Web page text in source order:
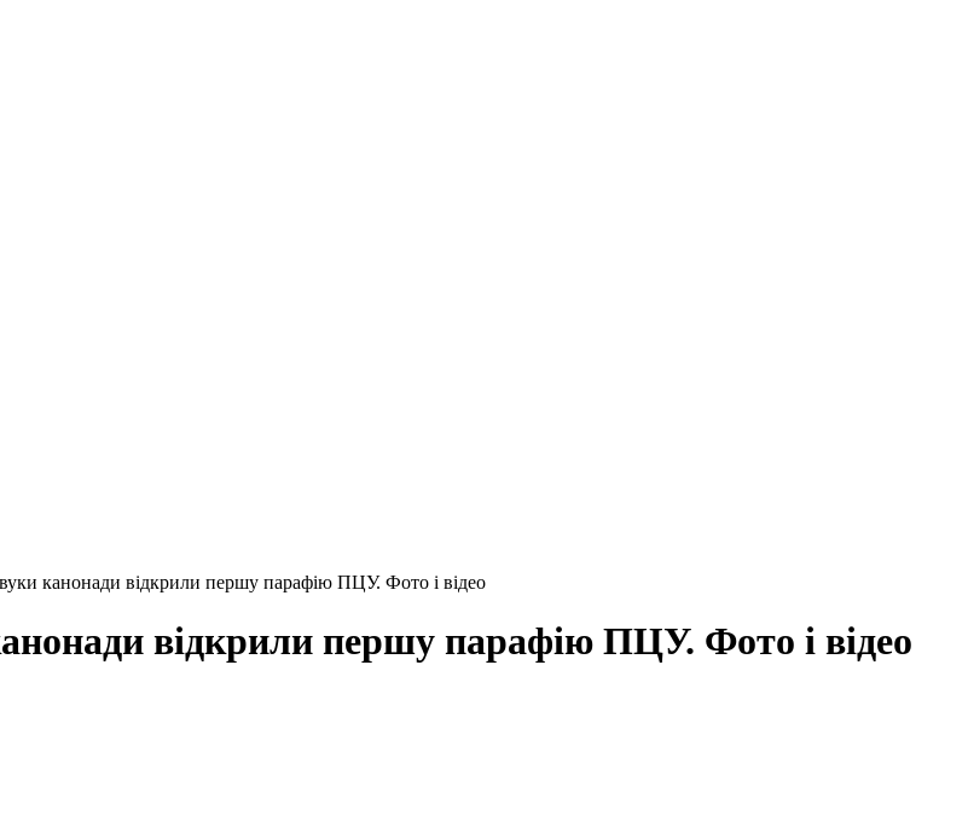
канонади відкрили першу парафію ПЦУ. Фото і відео
відкрили першу парафію ПЦУ. Фото і відео